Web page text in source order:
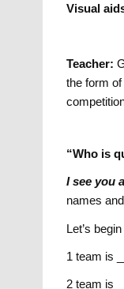
Visual
Teacher:
the form
“Who is
I see you
names
Let’s begin
1 team is
2 team is